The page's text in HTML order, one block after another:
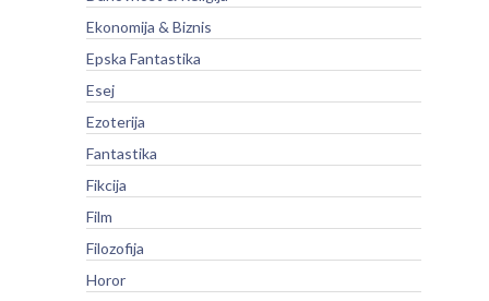
Ekonomija & Biznis
Epska Fantastika
Esej
Ezoterija
Fantastika
Fikcija
Film
Filozofija
Horor